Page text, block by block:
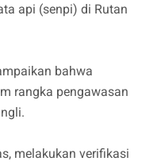
api (senpi) di Rutan
bahwa
rangka pengawasan
melakukan verifikasi